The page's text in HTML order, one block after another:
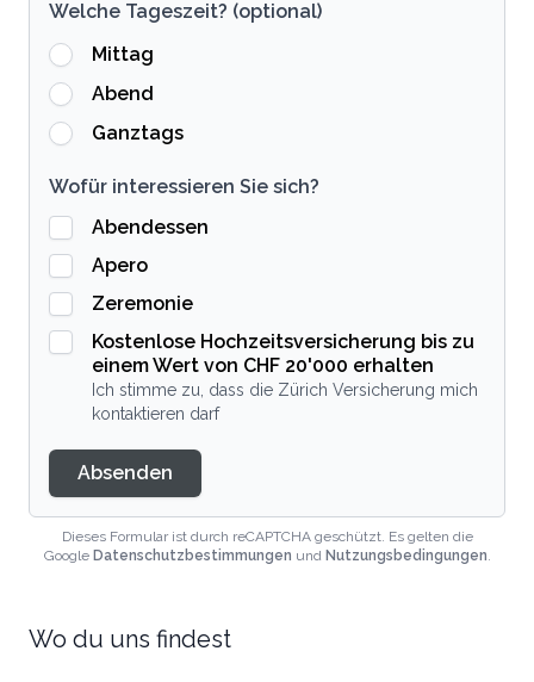
Welche Tageszeit? (optional)
Mittag
Abend
Ganztags
Wofür interessieren Sie sich?
Abendessen
Apero
Zeremonie
Kostenlose Hochzeitsversicherung bis zu
einem Wert von CHF 20'000 erhalten
Ich stimme zu, dass die Zürich Versicherung mich
kontaktieren darf
Absenden
Dieses Formular ist durch reCAPTCHA geschützt. Es gelten die
Google Datenschutzbestimmungen und Nutzungsbedingungen.
Wo du uns findest